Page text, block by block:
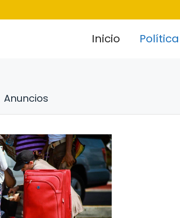
Inicio Política
Anuncios